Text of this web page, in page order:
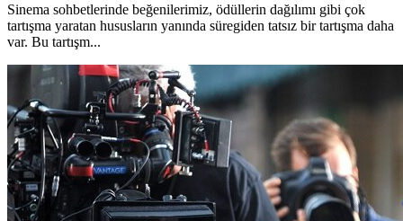
Sinema sohbetlerinde beğenilerimiz, ödüllerin dağılımı gibi çok
tartışma yaratan hususların yanında süregiden tatsız bir tartışma daha
var. Bu tartışm...